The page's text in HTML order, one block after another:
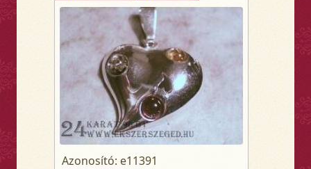
Azonosító: e11391